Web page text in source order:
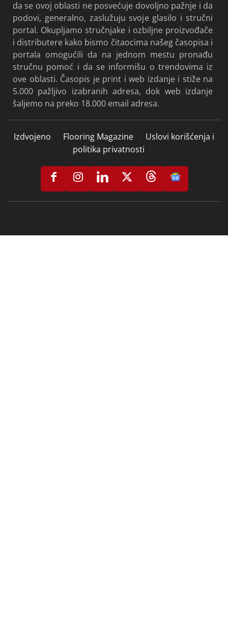
da se ovoj oblasti ne posvećuje dovoljno pažnje i da
podovi, generalno, zaslužuju svoje glasilo i stručni
portal. Okupljamo stručnjake i ozbiljne proizvođače
i distributere kako bismo čitaocima našeg časopisa i
portala omogućili da na jednom mestu pronađu
stručnu pomoć i da se informišu o trendovima iz
ove oblasti. Časopis je print i web izdanje i stiže na
5.000 pažljivo izabranih adresa, dok web izdanje
šaljemo na preko 18.000 email adresa.
Izdvojeno Flooring Magazine
Uslovi korišćenja i
politika privatnosti